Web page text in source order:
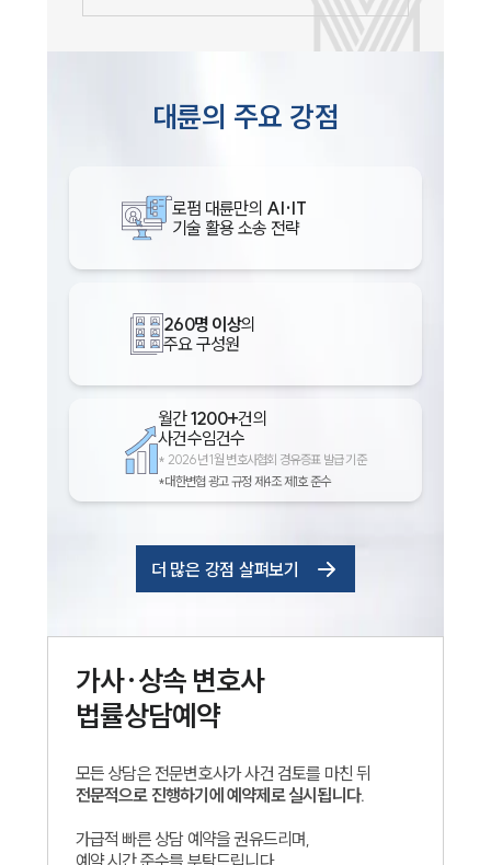
대륜의 주요 강점
로펌 대륜만의 AI·IT
기술 활용 소송 전략
260명 이상의
주요 구성원
월간1200+건의
사건수임건수
* 2026년 1월 변호사협회 경유증표 발급 기준
*대한변협 광고 규정 제4조 제1호 준수
더 많은 강점 살펴보기
가사·상속변호사
법률상담예약
모든 상담은 전문변호사가 사건 검토를 마친 뒤
전문적으로 진행하기에 예약제로 실시됩니다.
가급적 빠른 상담 예약을 권유드리며,
예약 시간 준수를 부탁드립니다.